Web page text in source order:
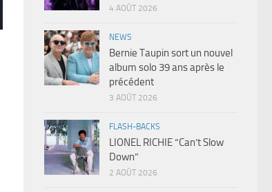
4 AOÛT 2026
NEWS
Bernie Taupin sort un nouvel
album solo 39 ans après le
précédent
3 AOÛT 2026
FLASH-BACKS
LIONEL RICHIE “Can’t Slow
Down”
2 AOÛT 2026